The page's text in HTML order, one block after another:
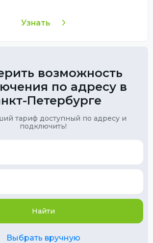
Узнать
возможность
по адресу в
Петербурге
тариф доступный по адресу и
подключить!
Найти
Выбрать вручную